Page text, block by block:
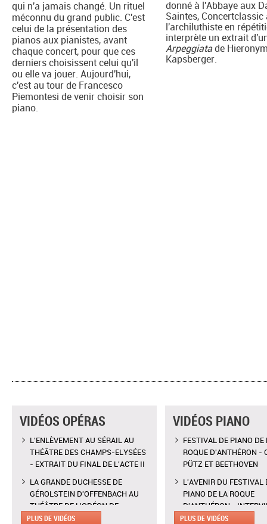
qui n'a jamais changé. Un rituel
méconnu du grand public. C'est
celui de la présentation des
pianos aux pianistes, avant
chaque concert, pour que ces
derniers choisissent celui qu'il
ou elle va jouer. Aujourd'hui,
c'est au tour de Francesco
Piemontesi de venir choisir son
piano.
donné à l'Abbaye aux
Saintes,
l'archiluthiste en
interprète un extrait
Arpeggiatade
Kapsberger.
VIDÉOS OPÉRAS
L'ENLÈVEMENT AU SÉRAIL AU
THÉÂTRE DES CHAMPS-ELYSÉES
- EXTRAIT DU FINAL DE L'ACTE II
LA GRANDE DUCHESSE DE
GÉROLSTEIN D'OFFENBACH AU
THÉÂTRE DE L'ODÉON DE
MARSEILLE - EXTRAIT DE "AH !
PLUS DE VIDÉOS
VIDÉOS PIANO
FESTIVAL DE PIANO DE
ROQUE D'ANTHÉRON -
PÜTZ ET BEETHOVEN
L'AVENIR DU FESTIVAL
PIANO DE LA ROQUE
D'ANTHÉRON -
CLAIRE DÉSERT, CO-
PLUS DE VIDÉOS